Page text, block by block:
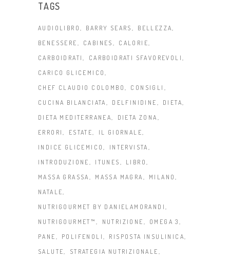
TAGS
AUDIOLIBRO BARRY SEARS
BELLEZZA
BENESSERE
CABINES
CALORIE
CARBOIDRATI
CARBOIDRATI SFAVOREVOLI
CARICO GLICEMICO
CHEF CLAUDIO COLOMBO
CONSIGLI
CUCINA BILANCIATA
DELFINIDINE
DIETA
DIETA MEDITERRANEA
DIETA ZONA
ERRORI
ESTATE
IL GIORNALE
INDICE GLICEMICO
INTERVISTA
INTRODUZIONE
ITUNES
LIBRO
MASSA GRASSA
MASSA MAGRA
MILANO
NATALE
NUTRIGOURMET BY DANIELAMORANDI
NUTRIGOURMET™
NUTRIZIONE
OMEGA 3
PANE
POLIFENOLI
RISPOSTA INSULINICA
SALUTE
STRATEGIA NUTRIZIONALE